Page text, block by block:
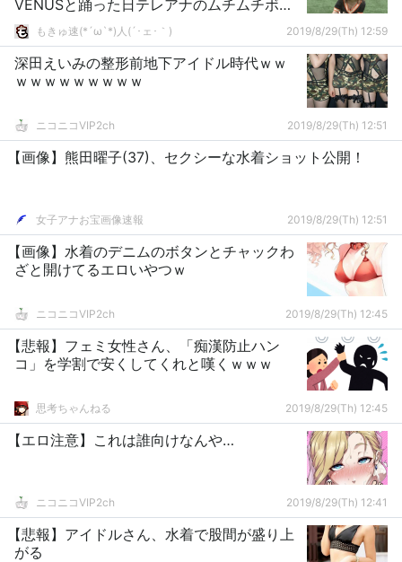
VENUSと踊った日テレアナのムチムチボデ
ィに称賛の声！
もきゅ速(*´ω`*)人(´･ェ･｀) 2019/8/29(Th) 12:59
深田えいみの整形前地下アイドル時代ｗｗ
ｗｗｗｗｗｗｗｗｗ
ニコニコVIP2ch 2019/8/29(Th) 12:51
【画像】熊田曜子(37)、セクシーな水着ショット公開！
女子アナお宝画像速報 2019/8/29(Th) 12:51
【画像】水着のデニムのボタンとチャックわ
ざと開けてるエロいやつｗ
ニコニコVIP2ch 2019/8/29(Th) 12:45
【悲報】フェミ女性さん、「痴漢防止ハン
コ」を学割で安くしてくれと嘆くｗｗｗ
思考ちゃんねる 2019/8/29(Th) 12:45
【エロ注意】これは誰向けなんや…
ニコニコVIP2ch 2019/8/29(Th) 12:41
【悲報】アイドルさん、水着で股間が盛り上
がる